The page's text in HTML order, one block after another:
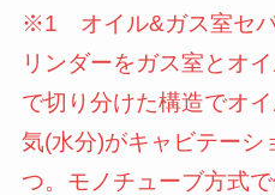
※1 オイル&ガス室セ
リンダーをガス室とオ
で切り分けた構造でオ
気(水分)がキャビテーシ
つ。モノチューブ方式